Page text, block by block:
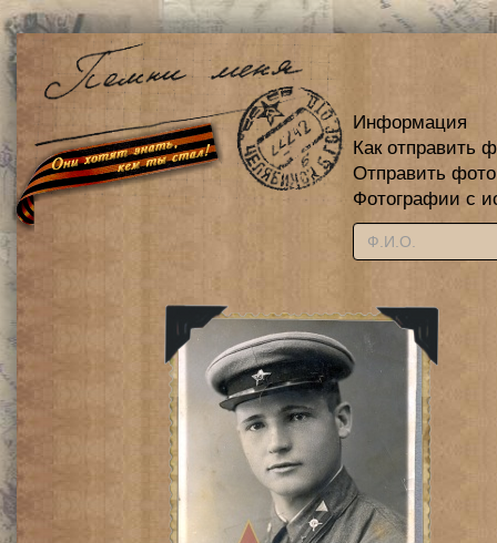
Информация
Как отправить
Отправить
Фотографии с